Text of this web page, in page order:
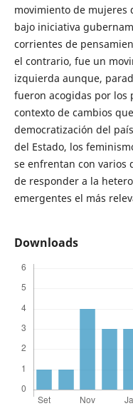
movimiento de mujeres
bajo iniciativa
corrientes de
el contrario, fue un
izquierda aunque,
fueron acogidas por los
contexto de cambios
democratización del
del Estado, los
se enfrentan con varios
de responder a la
emergentes el más
Downloads